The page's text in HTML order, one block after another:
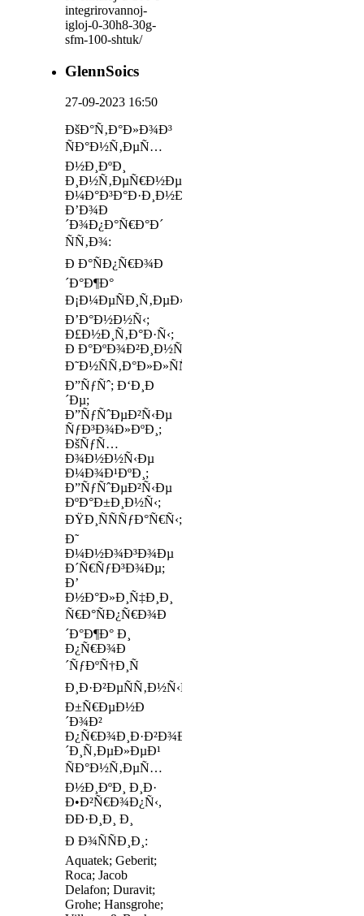
integrirovannoj-
igloj-0-30h8-30g-
sfm-100-shtuk/
GlennSoics
27-09-2023 16:50
ÐšÐ°Ñ‚Ð°Ð»Ð¾Ð³
ÑÐ°Ð½Ñ‚ÐµÑ…
Ð½Ð¸ÐºÐ¸
Ð¸Ð½Ñ‚ÐµÑ€Ð½ÐµÑ‚-
Ð¼Ð°Ð³Ð°Ð·Ð¸Ð½Ð°
Ð’Ð¾Ð
´Ð¾Ð¿Ð°Ñ€Ð°Ð´
ÑÑ‚Ð¾:
Ð Ð°ÑÐ¿Ñ€Ð¾Ð
´Ð°Ð¶Ð°
Ð¡Ð¼ÐµÑÐ¸Ñ‚ÐµÐ»Ð¸;
Ð’Ð°Ð½Ð½Ñ‹;
Ð£Ð½Ð¸Ñ‚Ð°Ð·Ñ‹;
Ð Ð°ÐºÐ¾Ð²Ð¸Ð½Ñ‹;
Ð˜Ð½ÑÑ‚Ð°Ð»Ð»ÑÑ†Ð¸Ð¸;
Ð”ÑƒÑˆ; Ð‘Ð¸Ð
´Ðµ;
Ð”ÑƒÑˆÐµÐ²Ñ‹Ðµ
ÑƒÐ³Ð¾Ð»ÐºÐ¸;
ÐšÑƒÑ…
Ð¾Ð½Ð½Ñ‹Ðµ
Ð¼Ð¾Ð¹ÐºÐ¸;
Ð”ÑƒÑˆÐµÐ²Ñ‹Ðµ
ÐºÐ°Ð±Ð¸Ð½Ñ‹;
ÐŸÐ¸ÑÑÑƒÐ°Ñ€Ñ‹;
Ð˜
Ð¼Ð½Ð¾Ð³Ð¾Ðµ
Ð´Ñ€ÑƒÐ³Ð¾Ðµ;
Ð’
Ð½Ð°Ð»Ð¸Ñ‡Ð¸Ð¸
Ñ€Ð°ÑÐ¿Ñ€Ð¾Ð
´Ð°Ð¶Ð° Ð¸
Ð¿Ñ€Ð¾Ð
´ÑƒÐºÑ†Ð¸Ñ
Ð¸Ð·Ð²ÐµÑÑ‚Ð½Ñ‹Ñ…
Ð±Ñ€ÐµÐ½Ð
´Ð¾Ð²
Ð¿Ñ€Ð¾Ð¸Ð·Ð²Ð¾Ð
´Ð¸Ñ‚ÐµÐ»ÐµÐ¹
ÑÐ°Ð½Ñ‚ÐµÑ…
Ð½Ð¸ÐºÐ¸ Ð¸Ð·
Ð•Ð²Ñ€Ð¾Ð¿Ñ‹,
ÐÐ·Ð¸Ð¸ Ð¸
Ð Ð¾ÑÑÐ¸Ð¸:
Aquatek; Geberit;
Roca; Jacob
Delafon; Duravit;
Grohe; Hansgrohe;